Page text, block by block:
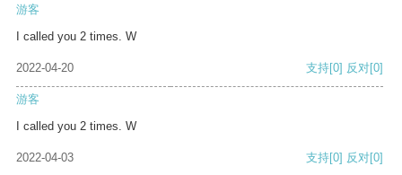
游客
I called you 2 times. W
2022-04-20 支持[0] 反对[0]
游客
I called you 2 times. W
2022-04-03 支持[0] 反对[0]